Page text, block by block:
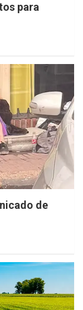
para
de